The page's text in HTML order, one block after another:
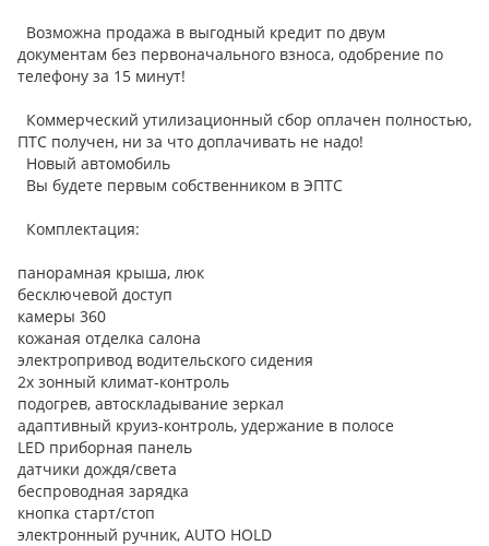
Возможна продажа в выгодный кредит по двум
документам без первоначального взноса, одобрение по
телефону за 15 минут!
Коммерческий утилизационный сбор оплачен полностью,
ПТС получен, ни за что доплачивать не надо!
Новый автомобиль
Вы будете первым собственником в ЭПТС
Комплектация:
панорамная крыша, люк
бесключевой доступ
камеры 360
кожаная отделка салона
электропривод водительского сидения
2х зонный климат-контроль
подогрев, автоскладывание зеркал
адаптивный круиз-контроль, удержание в полосе
LЕD приборная панель
датчики дождя/света
беспроводная зарядка
кнопка старт/стоп
электронный ручник, АUТО НОLD